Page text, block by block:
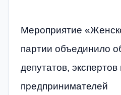
Мероприятие
партии объединило
депутатов, экспертов
предпринимателей